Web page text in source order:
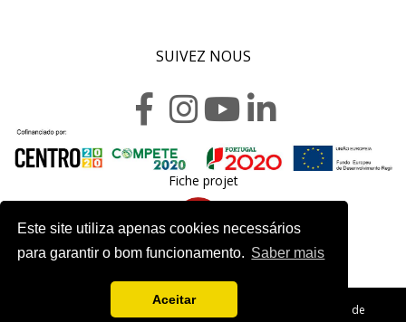
Este site utiliza apenas cookies necessários
para garantir o bom funcionamento. Saber mais
Aceitar
SUIVEZ NOUS
Fiche projet
Politique de